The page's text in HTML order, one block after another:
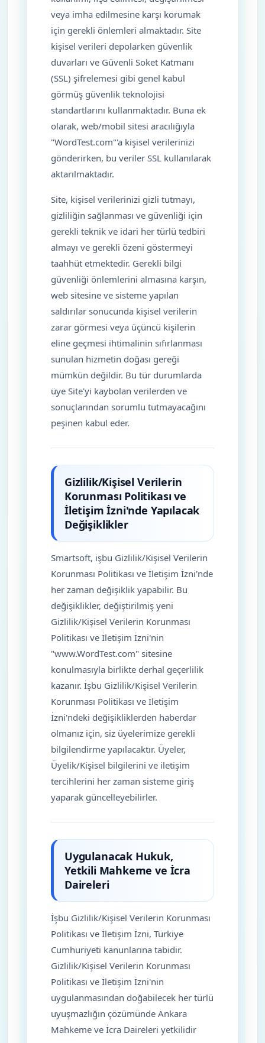
veya imha edilmesine karşı korumak
için gerekli önlemleri almaktadır. Site
kişisel verileri depolarken güvenlik
duvarları ve Güvenli Soket Katmanı
(SSL) şifrelemesi gibi genel kabul
görmüş güvenlik teknolojisi
standartlarını kullanmaktadır. Buna ek
olarak, web/mobil sitesi aracılığıyla
"WordTest.com"'a kişisel verilerinizi
gönderirken, bu veriler SSL kullanılarak
aktarılmaktadır.
Site, kişisel verilerinizi gizli tutmayı,
gizliliğin sağlanması ve güvenliği için
gerekli teknik ve idari her türlü tedbiri
almayı ve gerekli özeni göstermeyi
taahhüt etmektedir. Gerekli bilgi
güvenliği önlemlerini almasına karşın,
web sitesine ve sisteme yapılan
saldırılar sonucunda kişisel verilerin
zarar görmesi veya üçüncü kişilerin
eline geçmesi ihtimalinin sıfırlanması
sunulan hizmetin doğası gereği
mümkün değildir. Bu tür durumlarda
üye Site'yi kaybolan verilerden ve
sonuçlarından sorumlu tutmayacağını
peşinen kabul eder.
Gizlilik/Kişisel Verilerin
Korunması Politikası ve
İletişim İzni'nde Yapılacak
Değişiklikler
Smartsoft, işbu Gizlilik/Kişisel Verilerin
Korunması Politikası ve İletişim İzni'nde
her zaman değişiklik yapabilir. Bu
değişiklikler, değiştirilmiş yeni
Gizlilik/Kişisel Verilerin Korunması
Politikası ve İletişim İzni'nin
"www.WordTest.com" sitesine
konulmasıyla birlikte derhal geçerlilik
kazanır. İşbu Gizlilik/Kişisel Verilerin
Korunması Politikası ve İletişim
İzni'ndeki değişikliklerden haberdar
olmanız için, siz üyelerimize gerekli
bilgilendirme yapılacaktır. Üyeler,
Üyelik/Kişisel bilgilerini ve iletişim
tercihlerini her zaman sisteme giriş
yaparak güncelleyebilirler.
Uygulanacak Hukuk,
Yetkili Mahkeme ve İcra
Daireleri
İşbu Gizlilik/Kişisel Verilerin Korunması
Politikası ve İletişim İzni, Türkiye
Cumhuriyeti kanunlarına tabidir.
Gizlilik/Kişisel Verilerin Korunması
Politikası ve İletişim İzni'nin
uygulanmasından doğabilecek her türlü
uyuşmazlığın çözümünde Ankara
Mahkeme ve İcra Daireleri yetkilidir